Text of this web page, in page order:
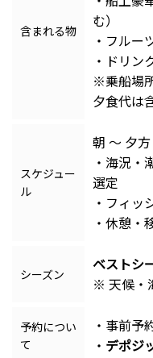
含まれる物
む）
・フルー
・ドリン
※乗船場
夕食代は
スケジュー
ル
朝 ～ 夕方
・海況・
選定
・フィッ
・休憩・
シーズン
ベストシ
※ 天候・
予約につい
て
・事前予
・ デポジ